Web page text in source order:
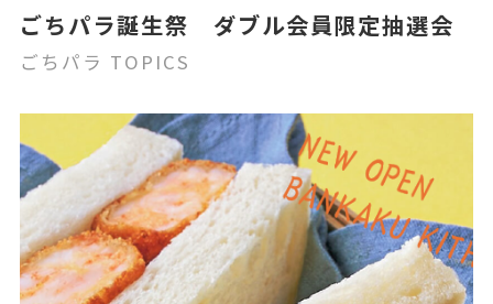
ごちパラ誕生祭 ダブル会員限定抽選会
ごちパラ TOPICS